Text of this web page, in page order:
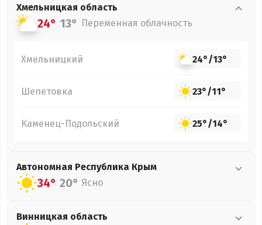
Хмельницкая область
24° 13° Переменная облачность
Хмельницкий 24°/13°
Шепетовка 23°/11°
Каменец-Подольский 25°/14°
Автономная Республика Крым
34° 20° Ясно
Винницкая область